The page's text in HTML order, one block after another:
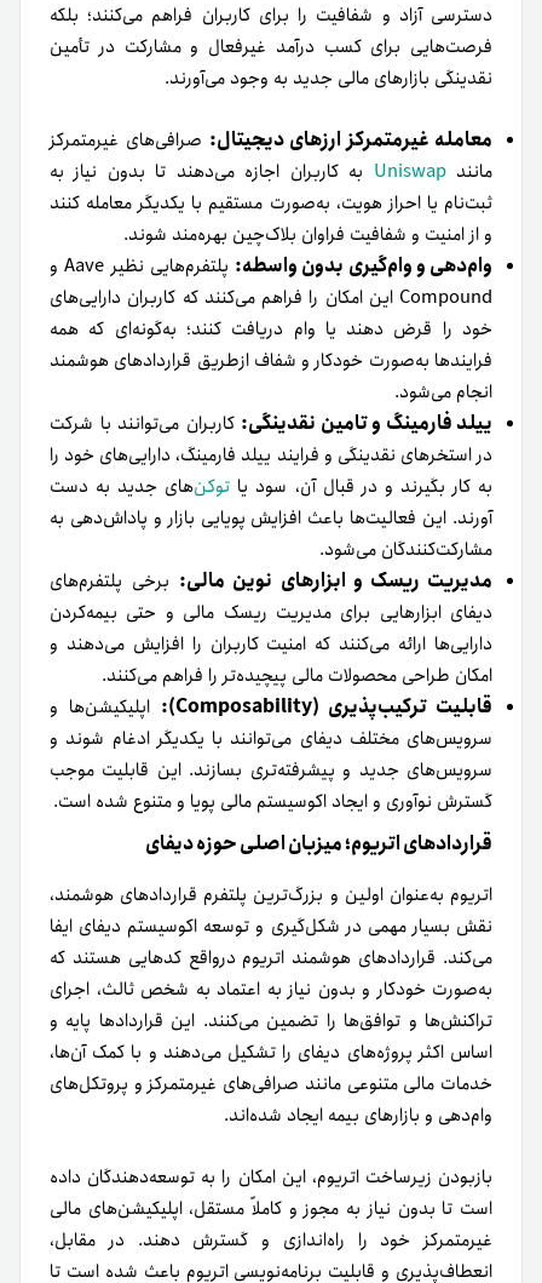
دسترسی آزاد و شفافیت را برای کاربران فراهم می‌کنند؛ بلکه
فرصت‌هایی برای کسب درآمد غیرفعال و مشارکت در تأمین
نقدینگی بازارهای مالی جدید به وجود می‌آورند.
معامله غیرمتمرکز ارزهای دیجیتال: صرافی‌های غیرمتمرکز
مانندUniswap به کاربران اجازه می‌دهند تا بدون نیاز به
ثبت‌نام یا احراز هویت، به‌صورت مستقیم با یکدیگر معامله کنند
و از امنیت و شفافیت فراوان بلاک‌چین بهره‌مند شوند.
وام‌دهی و وام‌گیری بدون واسطه:
پلتفرم‌هایی نظیر Aave و
Compound این امکان را فراهم می‌کنند که کاربران دارایی‌های
خود را قرض دهند یا وام دریافت کنند؛ به‌گونه‌ای که همه
فرایندها به‌صورت خودکار و شفاف ازطریق قراردادهای هوشمند
انجام می‌شود.
ییلد فارمینگ و تامین نقدینگی: کاربران می‌توانند با شرکت
در استخرهای نقدینگی و فرایند ییلد فارمینگ، دارایی‌های خود را
به کار بگیرند و در قبال آن، سود یا توکن‌های جدید به دست
آورند. این فعالیت‌ها باعث افزایش پویایی بازار و پاداش‌دهی به
مشارکت‌کنندگان می‌شود.
مدیریت ریسک و ابزارهای نوین مالی: برخی پلتفرم‌های
دیفای ابزارهایی برای مدیریت ریسک مالی و حتی بیمه‌کردن
دارایی‌ها ارائه می‌کنند که امنیت کاربران را افزایش می‌دهند و
امکان طراحی محصولات مالی پیچیده‌تر را فراهم می‌کنند.
قابلیت ترکیب‌پذیری (Composability):
اپلیکیشن‌ها و
سرویس‌های مختلف دیفای می‌توانند با یکدیگر ادغام شوند و
سرویس‌های جدید و پیشرفته‌تری بسازند. این قابلیت موجب
گسترش نوآوری و ایجاد اکوسیستم مالی پویا و متنوع شده است.
قراردادهای اتریوم؛ میزبان اصلی حوزه دیفای
اتریوم به‌عنوان اولین و بزرگ‌ترین پلتفرم قراردادهای هوشمند،
نقش بسیار مهمی در شکل‌گیری و توسعه اکوسیستم دیفای ایفا
می‌کند. قراردادهای هوشمند اتریوم درواقع کدهایی هستند که
به‌صورت خودکار و بدون نیاز به اعتماد به شخص ثالث، اجرای
تراکنش‌ها و توافق‌ها را تضمین می‌کنند. این قراردادها پایه و
اساس اکثر پروژه‌های دیفای را تشکیل می‌دهند و با کمک آن‌ها،
خدمات مالی متنوعی مانند صرافی‌های غیرمتمرکز و پروتکل‌های
وام‌دهی و بازارهای بیمه ایجاد شده‌اند.
بازبودن زیرساخت اتریوم، این امکان را به توسعه‌دهندگان داده
است تا بدون نیاز به مجوز و کاملاً مستقل، اپلیکیشن‌های مالی
غیرمتمرکز خود را راه‌اندازی و گسترش دهند. در مقابل،
انعطاف‌پذیری و قابلیت برنامه‌نویسی اتریوم باعث شده است تا